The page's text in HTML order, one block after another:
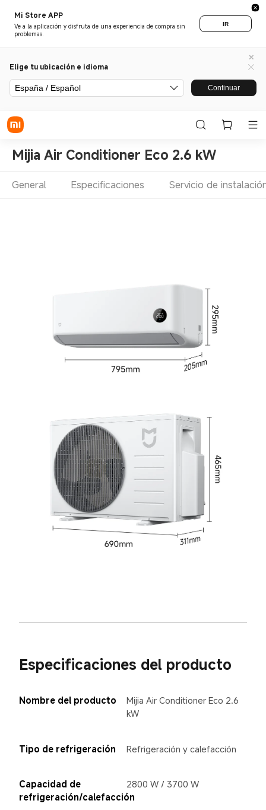
Mi Store APP
Ve a la aplicación y disfruta de una experiencia de compra sin
problemas.
IR
Elige tu ubicación e idioma
España / Español Continuar
Mijia Air Conditioner Eco 2.6 kW
General Especificaciones Servicio de
Especificaciones del producto
Nombre del producto
Mijia Air Conditioner Eco 2.6
kW
Tipo de refrigeración Refrigeración y calefacción
Capacidad de
refrigeración/calefacción
2800 W / 3700 W